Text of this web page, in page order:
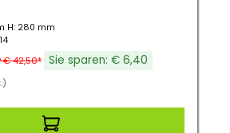
H: 280 mm
€ 42,50* Sie sparen: € 6,40